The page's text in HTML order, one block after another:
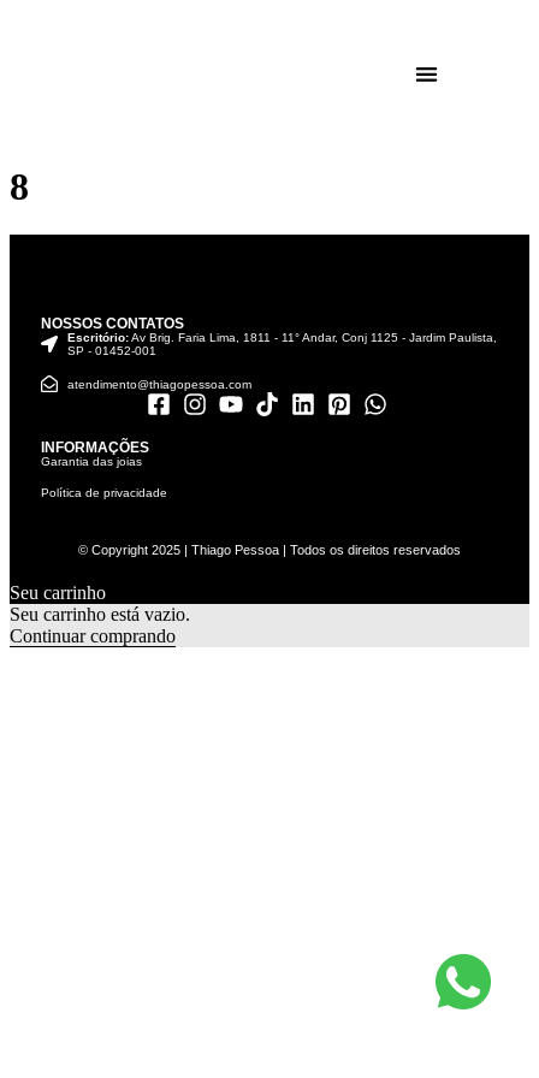
8
NOSSOS CONTATOS
Escritório:Av Brig. Faria Lima, 1811 - 11° Andar, Conj 1125 - Jardim Paulista,
SP - 01452-001
atendimento@thiagopessoa.com
INFORMAÇÕES
Garantia das joias
Política de privacidade
© Copyright 2025 | Thiago Pessoa | Todos os direitos reservados
Seu carrinho
Seu carrinho está vazio.
Continuar comprando